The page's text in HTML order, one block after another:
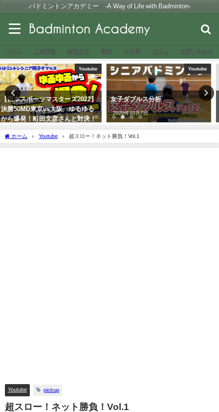
バドミントンアカデミー -A Way of Life with Badminton-
ホーム 上達理論 練習方法 教材 寺子屋 コラム お問い合わせ
Youtube
女子ダブルス分析
2020年10月7日
Youtube
強烈なドロップを取ることができ
るか？！
2021年3月26日
ホーム Youtube 超スロー！ネット勝負！Vol.1
Youtube pickup
超スロー！ネット勝負！Vol.1